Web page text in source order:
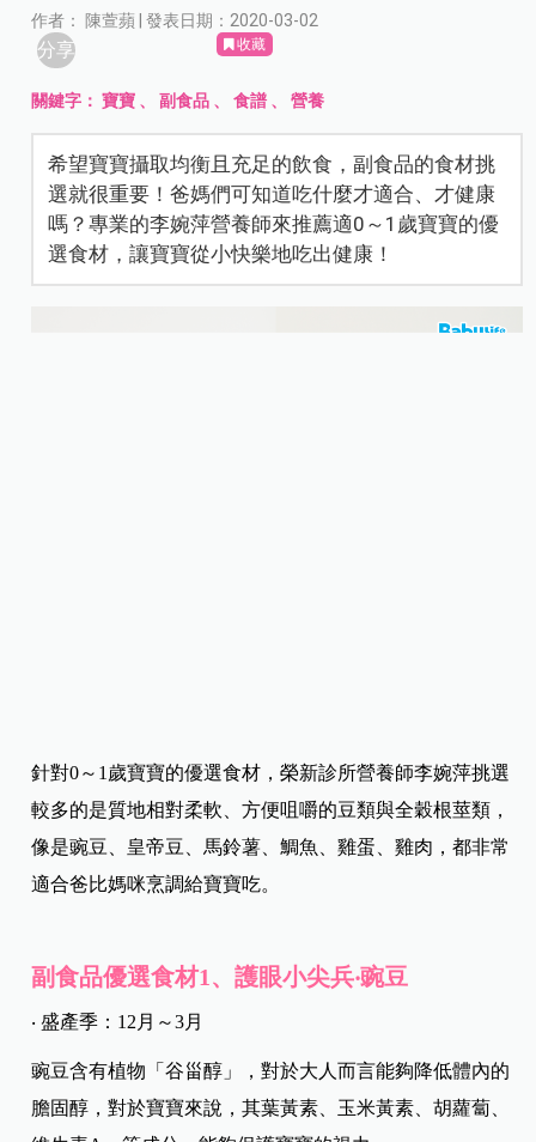
作者： 陳萱蘋 | 發表日期：2020-03-02
分享 收藏
關鍵字：寶寶 、副食品 、食譜 、營養
希望寶寶攝取均衡且充足的飲食，副食品的食材挑
選就很重要！爸媽們可知道吃什麼才適合、才健康
嗎？專業的李婉萍營養師來推薦適0～1歲寶寶的優
選食材，讓寶寶從小快樂地吃出健康！
針對0～1歲寶寶的優選食材，榮新診所營養師李婉萍挑選
較多的是質地相對柔軟、方便咀嚼的豆類與全穀根莖類，
像是豌豆、皇帝豆、馬鈴薯、鯛魚、雞蛋、雞肉，都非常
適合爸比媽咪烹調給寶寶吃。
副食品優選食材1、護眼小尖兵‧豌豆
‧ 盛產季：12月～3月
豌豆含有植物「谷甾醇」，對於大人而言能夠降低體內的
膽固醇，對於寶寶來說，其葉黃素、玉米黃素、胡蘿蔔、